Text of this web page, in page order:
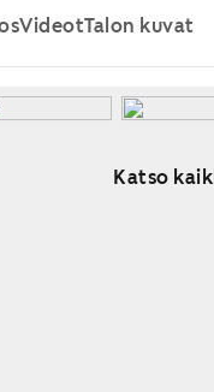
VideotTalon kuvat
Katso